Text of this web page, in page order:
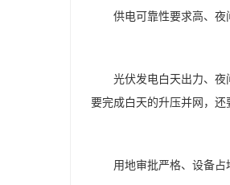
供电可靠性要求高、
光伏发电白天出力、
要完成白天的升压并网，
用地审批严格、设备占